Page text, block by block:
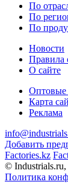
По
По
По
Новости
Правила
О сайте
Оптовые
Карта
Реклама
Добавить
Factories.kz
© Industrials.ru,
Политика